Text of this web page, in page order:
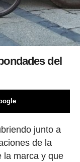
del
junto a
de la
la marca y que